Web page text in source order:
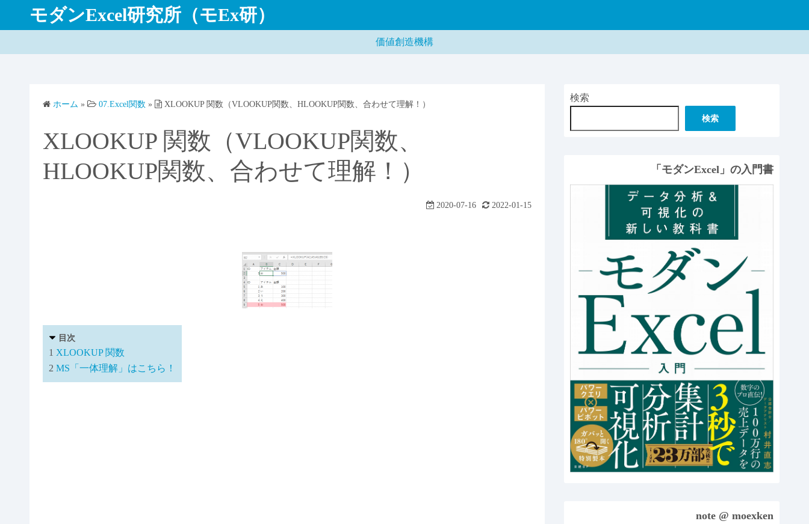
ン
モダンExcel研究所（モEx研）
価値創造機構
ホーム » 07.Excel関数 » XLOOKUP 関数（VLOOKUP関数、HLOOKUP関数、合わせて理解！）
XLOOKUP 関数（VLOOKUP関数、
HLOOKUP関数、合わせて理解！）
2020-07-16 2022-01-15
目次
1 XLOOKUP 関数
2 MS「一体理解」はこちら！
検索
検索
「モダンExcel」の入門書
note @ moexken